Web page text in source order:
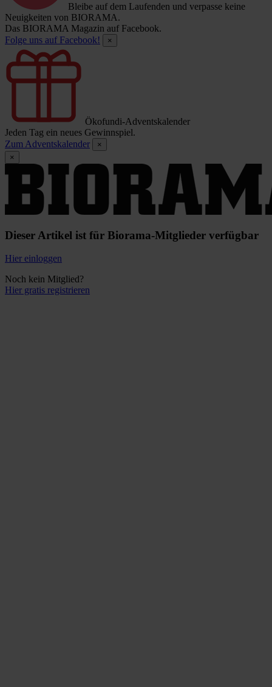
Bleibe auf dem Laufenden und verpasse keine
Neuigkeiten von BIORAMA.
Das BIORAMA Magazin auf Facebook.
Folge uns auf Facebook!
×
Ökofundi-Adventskalender
Jeden Tag ein neues Gewinnspiel.
Zum Adventskalender
×
×
Dieser Artikel ist für Biorama-Mitglieder verfügbar
Hier einloggen
Noch kein Mitglied?
Hier gratis registrieren